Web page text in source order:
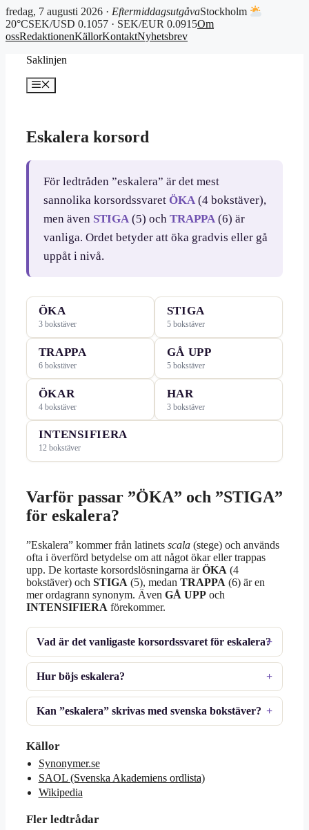
fredag, 7 augusti 2026 · EftermiddagsutgåvaStockholm
20°CSEK/USD 0.1057 · SEK/EUR 0.0915Om
ossRedaktionenKällorKontaktNyhetsbrev
Saklinjen
Meny
Eskalera korsord
För ledtråden ”eskalera” är det mest
sannolika korsordssvaret ÖKA(4 bokstäver),
men även STIGA(5) och TRAPPA(6) är
vanliga. Ordet betyder att öka gradvis eller gå
uppåt i nivå.
ÖKA
3 bokstäver
STIGA
5 bokstäver
TRAPPA
6 bokstäver
GÅ UPP
5 bokstäver
ÖKAR
4 bokstäver
HAR
3 bokstäver
INTENSIFIERA
12 bokstäver
Varför passar ”ÖKA” och ”STIGA”
för eskalera?
”Eskalera” kommer från latinets scala (stege) och används
ofta i överförd betydelse om att något ökar eller trappas
upp. De kortaste korsordslösningarna ärÖKA (4
bokstäver) och STIGA (5), medan TRAPPA (6) är en
mer ordagrann synonym. Även GÅ UPP och
INTENSIFIERA förekommer.
Vad är det vanligaste korsordssvaret för eskalera?
Hur böjs eskalera?
Kan ”eskalera” skrivas med svenska bokstäver?
Källor
Synonymer.se
SAOL (Svenska Akademiens ordlista)
Wikipedia
Fler ledtrådar